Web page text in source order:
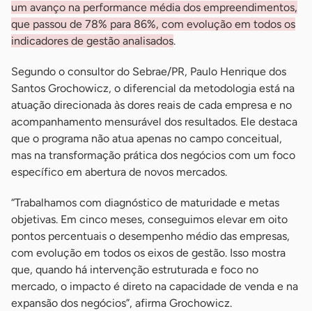
um avanço na performance média dos empreendimentos,
que passou de 78% para 86%, com evolução em todos os
indicadores de gestão analisados.
Segundo o consultor do Sebrae/PR, Paulo Henrique dos
Santos Grochowicz, o diferencial da metodologia está na
atuação direcionada às dores reais de cada empresa e no
acompanhamento mensurável dos resultados. Ele destaca
que o programa não atua apenas no campo conceitual,
mas na transformação prática dos negócios com um foco
específico em abertura de novos mercados.
“Trabalhamos com diagnóstico de maturidade e metas
objetivas. Em cinco meses, conseguimos elevar em oito
pontos percentuais o desempenho médio das empresas,
com evolução em todos os eixos de gestão. Isso mostra
que, quando há intervenção estruturada e foco no
mercado, o impacto é direto na capacidade de venda e na
expansão dos negócios”, afirma Grochowicz.